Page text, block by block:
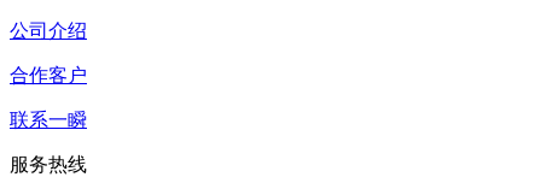
公司介绍
合作客户
联系一瞬
服务热线